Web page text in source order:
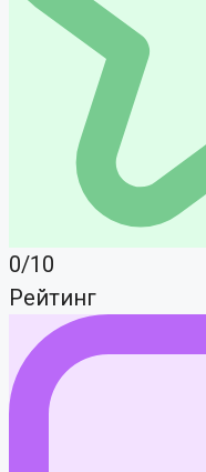
0/10
Рейтинг